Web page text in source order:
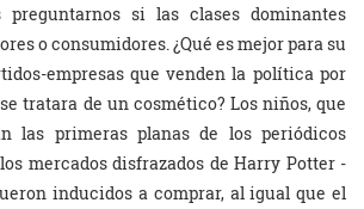
preguntarnos si las clases dominantes
o consumidores. ¿Qué es mejor para su
empresas que venden la política por
tratara de un cosmético? Los niños, que
las primeras planas de los periódicos
mercados disfrazados de Harry Potter -
inducidos a comprar, al igual que el